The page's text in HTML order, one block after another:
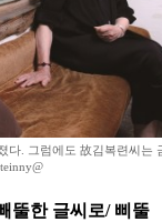
. 그럼에도 故김복련씨는
뚤한 글씨로/ 삐뚤